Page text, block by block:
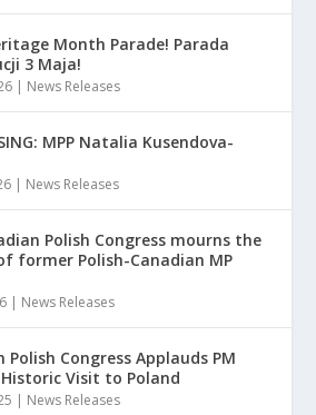
Month Parade! Parada
3 Maja!
| News Releases
MPP Natalia Kusendova-
| News Releases
Polish Congress mourns the
former Polish-Canadian MP
| News Releases
Polish Congress Applauds PM
Historic Visit to Poland
| News Releases